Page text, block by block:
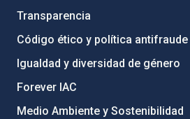
Transparencia
Código ético y política antifraude
Igualdad y diversidad de género
Forever IAC
Medio Ambiente y Sostenibilidad